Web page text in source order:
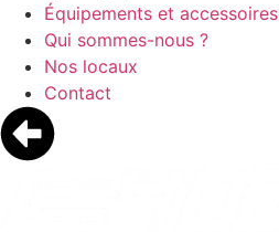
Équipements et accessoires
Qui sommes-nous ?
Nos locaux
Contact